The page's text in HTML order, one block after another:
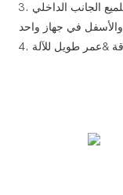
3. يمكن تلميع الجانب الداخلي
والأسفل في جهاز واحد
&عمر طويل للآلة